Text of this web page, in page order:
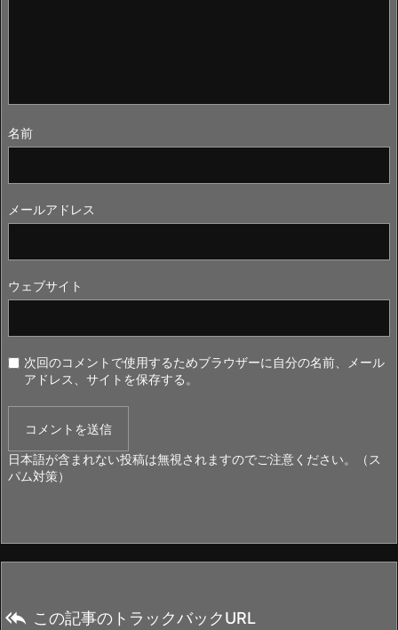
名前
メールアドレス
ウェブサイト
次回のコメントで使用するためブラウザーに自分の名前、メール
アドレス、サイトを保存する。
日本語が含まれない投稿は無視されますのでご注意ください。（ス
パム対策）
 この記事のトラックバックURL